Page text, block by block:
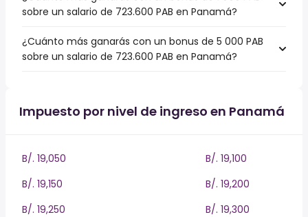
sobre un salario de 723.600 PAB en Panamá?
¿Cuánto más ganarás con un bonus de 5 000 PAB
sobre un salario de 723.600 PAB en Panamá?
Impuesto por nivel de ingreso en Panamá
B/. 19,050
B/. 19,100
B/. 19,150
B/. 19,200
B/. 19,250
B/. 19,300